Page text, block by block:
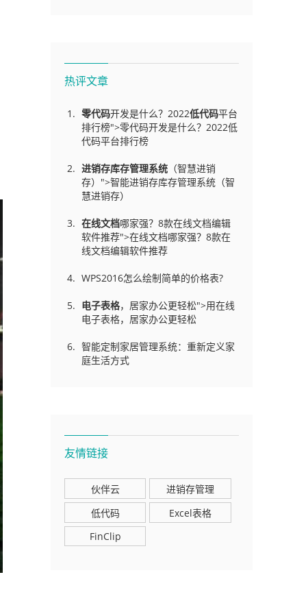
热评文章
零代码开发是什么？2022低代码平台
排行榜">零代码开发是什么？2022低
代码平台排行榜
进销存库存管理系统 （智慧进销
存）">智能进销存库存管理系统（智
慧进销存）
在线文档哪家强？8款在线文档编辑
软件推荐">在线文档哪家强？8款在
线文档编辑软件推荐
WPS2016怎么绘制简单的价格表?
电子表格，居家办公更轻松">用在线
电子表格，居家办公更轻松
智能定制家居管理系统：重新定义家
庭生活方式
友情链接
伙伴云
进销存管理
低代码
Excel表格
FinClip